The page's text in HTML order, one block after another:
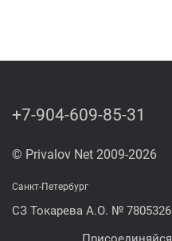
+7-904-609-85-31
© Privalov Net 2009-2026
Санкт-Петербург
СЗ Токарева А.О. №